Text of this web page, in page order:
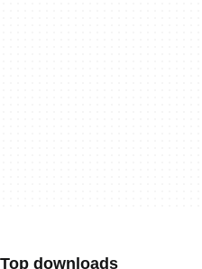
Top downloads